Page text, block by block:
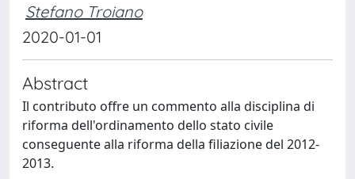
Stefano Troiano
2020-01-01
Abstract
Il contributo offre un commento alla disciplina di
riforma dell'ordinamento dello stato civile
conseguente alla riforma della filiazione del 2012-
2013.